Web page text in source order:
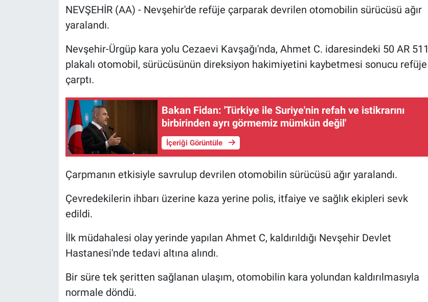
NEVŞEHİR (AA) - Nevşehir'de refüje çarparak devrilen otomobilin sürücüsü ağır
yaralandı.
Nevşehir-Ürgüp kara yolu Cezaevi Kavşağı'nda, Ahmet C. idaresindeki 50 AR 511
plakalı otomobil, sürücüsünün direksiyon hakimiyetini kaybetmesi sonucu refüje
çarptı.
Bakan Fidan: 'Türkiye ile Suriye'nin refah ve istikrarını
birbirinden ayrı görmemiz mümkün değil'
İçeriği Görüntüle
Çarpmanın etkisiyle savrulup devrilen otomobilin sürücüsü ağır yaralandı.
Çevredekilerin ihbarı üzerine kaza yerine polis, itfaiye ve sağlık ekipleri sevk
edildi.
İlk müdahalesi olay yerinde yapılan Ahmet C, kaldırıldığı Nevşehir Devlet
Hastanesi'nde tedavi altına alındı.
Bir süre tek şeritten sağlanan ulaşım, otomobilin kara yolundan kaldırılmasıyla
normale döndü.